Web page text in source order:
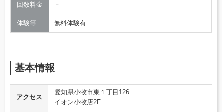
回数料金 －
体験等 無料体験有
基本情報
アクセス
愛知県小牧市東１丁目126
イオン小牧店2F